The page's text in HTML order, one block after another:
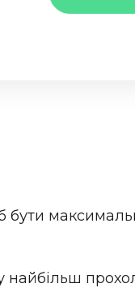
бути
найбільш